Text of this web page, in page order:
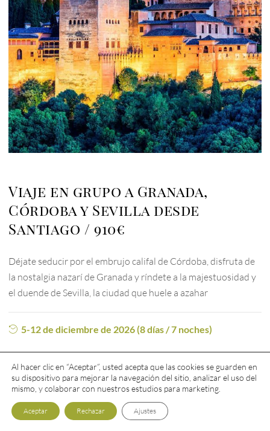
Viaje en grupo a Granada,
Córdoba y Sevilla desde
Santiago
910€
Déjate seducir por el embrujo califal de Córdoba, disfruta de
la nostalgia nazarí de Granada y ríndete a la majestuosidad y
el duende de Sevilla, la ciudad que huele a azahar
5-12 de diciembre de 2026 (8 días / 7 noches)
Al hacer clic en “Aceptar”, usted acepta que las cookies se guarden en
su dispositivo para mejorar la navegación del sitio, analizar el uso del
mismo, y colaborar con nuestros estudios para marketing.
Aceptar Rechazar Ajustes